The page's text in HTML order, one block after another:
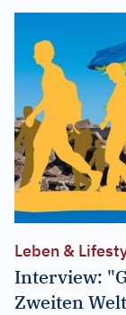
Leben &
Interview:
Zweiten